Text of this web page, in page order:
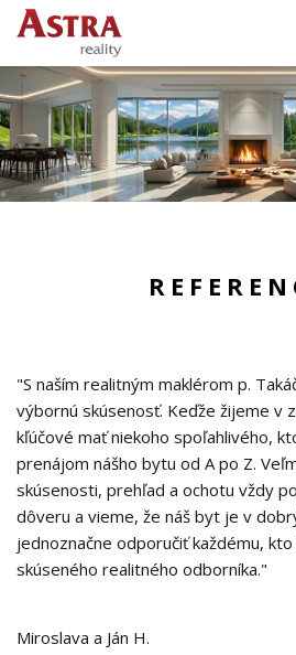
"S naším realitným maklérom p.
výbornú skúsenosť. Keďže žijeme v
kľúčové mať niekoho spoľahlivého,
prenájom nášho bytu od A po Z.
skúsenosti, prehľad a ochotu vždy
dôveru a vieme, že náš byt je v
jednoznačne odporučiť každému,
skúseného realitného odborníka."
Miroslava a Ján H.